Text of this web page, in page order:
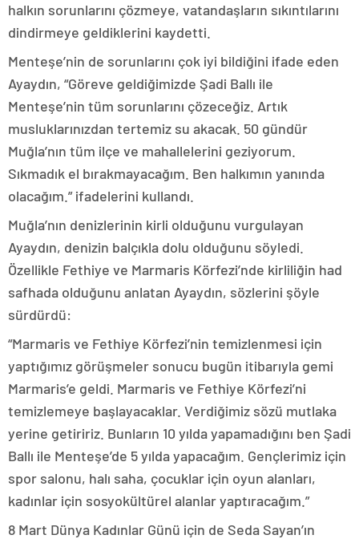
halkın sorunlarını çözmeye, vatandaşların sıkıntılarını
dindirmeye geldiklerini kaydetti.
Menteşe’nin de sorunlarını çok iyi bildiğini ifade eden
Ayaydın, “Göreve geldiğimizde Şadi Ballı ile
Menteşe’nin tüm sorunlarını çözeceğiz. Artık
musluklarınızdan tertemiz su akacak. 50 gündür
Muğla’nın tüm ilçe ve mahallelerini geziyorum.
Sıkmadık el bırakmayacağım. Ben halkımın yanında
olacağım.” ifadelerini kullandı.
Muğla’nın denizlerinin kirli olduğunu vurgulayan
Ayaydın, denizin balçıkla dolu olduğunu söyledi.
Özellikle Fethiye ve Marmaris Körfezi’nde kirliliğin had
safhada olduğunu anlatan Ayaydın, sözlerini şöyle
sürdürdü:
“Marmaris ve Fethiye Körfezi’nin temizlenmesi için
yaptığımız görüşmeler sonucu bugün itibarıyla gemi
Marmaris’e geldi. Marmaris ve Fethiye Körfezi’ni
temizlemeye başlayacaklar. Verdiğimiz sözü mutlaka
yerine getiririz. Bunların 10 yılda yapamadığını ben Şadi
Ballı ile Menteşe’de 5 yılda yapacağım. Gençlerimiz için
spor salonu, halı saha, çocuklar için oyun alanları,
kadınlar için sosyokültürel alanlar yaptıracağım.”
8 Mart Dünya Kadınlar Günü için de Seda Sayan’ın